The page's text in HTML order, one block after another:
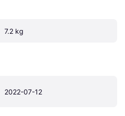
7.2 kg
2022-07-12